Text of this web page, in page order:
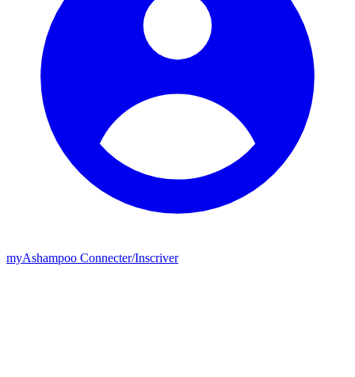
myAshampoo Connecter/Inscriver